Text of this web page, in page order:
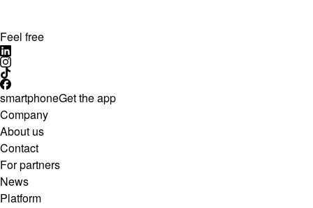
Feel free
smartphoneGet the app
Company
About us
Contact
For partners
News
Platform